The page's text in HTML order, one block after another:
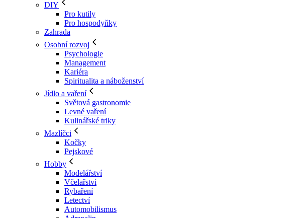
DIY
Pro kutily
Pro hospodyňky
Zahrada
Osobní rozvoj
Psychologie
Management
Kariéra
Spiritualita a náboženství
Jídlo a vaření
Světová gastronomie
Levné vaření
Kulinářské triky
Mazlíčci
Kočky
Pejskové
Hobby
Modelářství
Včelařství
Rybaření
Letectví
Automobilismus